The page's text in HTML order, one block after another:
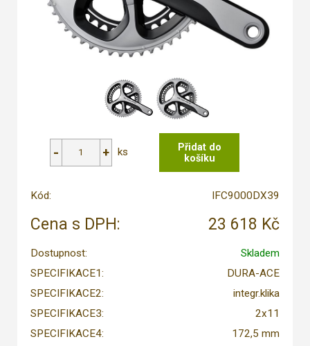
ks
Kód: IFC9000DX39
Cena s DPH: 23 618 Kč
Dostupnost:
Skladem
SPECIFIKACE1:
DURA-ACE
SPECIFIKACE2:
integr.klika
SPECIFIKACE3:
2x11
SPECIFIKACE4:
172,5 mm